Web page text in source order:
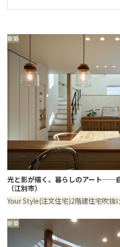
新築
光と影が描く、暮らしのアート──
（江別市）
Your Style(注文住宅)2階建住宅吹抜
新築